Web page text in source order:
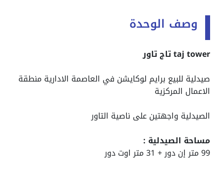
وصف الوحدة
taj tower تاج تاور
صيدلية للبيع برايم لوكايشن في العاصمة الادارية منطقة
الاعمال المركزية
الصيدلية واجهتين على ناصية التاور
مساحة الصيدلية :
99 متر إن دور + 31 متر اوت دور